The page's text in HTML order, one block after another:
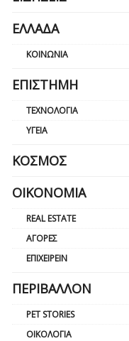
ΕΛΛΆΔΑ
ΚΟΙΝΩΝΊΑ
ΕΠΙΣΤΉΜΗ
ΤΕΧΝΟΛΟΓΊΑ
ΥΓΕΊΑ
ΚΌΣΜΟΣ
ΟΙΚΟΝΟΜΊΑ
REAL ESTATE
ΑΓΟΡΈΣ
ΕΠΙΧΕΙΡΕΊΝ
ΠΕΡΙΒΆΛΛΟΝ
PET STORIES
ΟΙΚΟΛΟΓΊΑ